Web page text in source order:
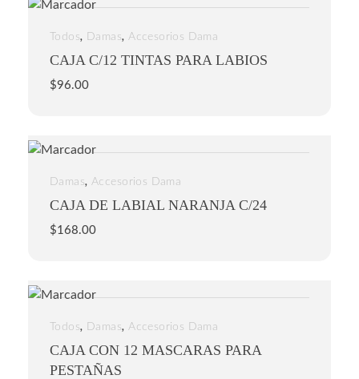
CAJA C/12 TINTAS PARA LABIOS
$96.00
Todos, Damas, Accesorios Dama
CAJA DE LABIAL NARANJA C/24
$168.00
Damas, Accesorios Dama
CAJA CON 12 MASCARAS PARA
PESTAÑAS
Todos, Damas, Accesorios Dama